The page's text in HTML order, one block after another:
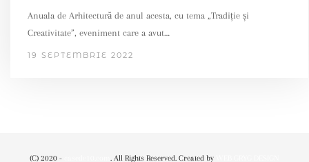
Anuala de Arhitectură de anul acesta, cu tema „Tradiție și
Creativitate”, eveniment care a avut…
19 SEPTEMBRIE 2022
(C) 2020 - . All Rights Reserved. Created by